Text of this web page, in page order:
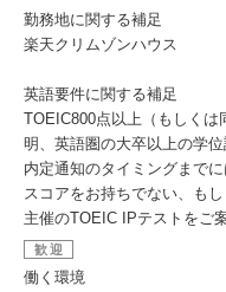
勤務地に関する補足
楽天クリムゾンハウス
英語要件に関する補足
TOEIC800点以上（もしく
明、英語圏の大卒以上の学位
内定通知のタイミングまで
スコアをお持ちでない、も
主催のTOEIC IPテストをご
歓迎
働く環境